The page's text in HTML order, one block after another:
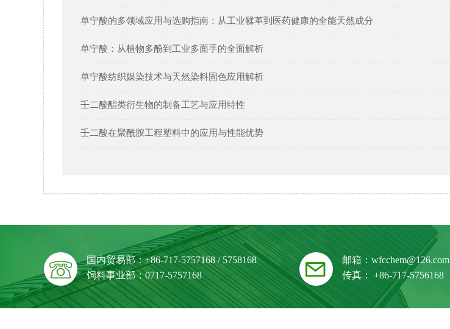
单宁酸的多领域应用与选购指南：从工业鞣革到医药健康的全能天然成分
单宁酸：从植物多酚到工业多面手的全面解析
单宁酸纺织媒染技术与天然染料固色应用解析
壬二酸酯类衍生物的制备工艺与应用特性
壬二酸在聚酰胺工程塑料中的应用与性能优势
国内贸易部：+86-717-5757168 / 5758168
饲料事业部：0717-5757168
邮箱：wfcchem@126.com
传真： +86-717-5756168